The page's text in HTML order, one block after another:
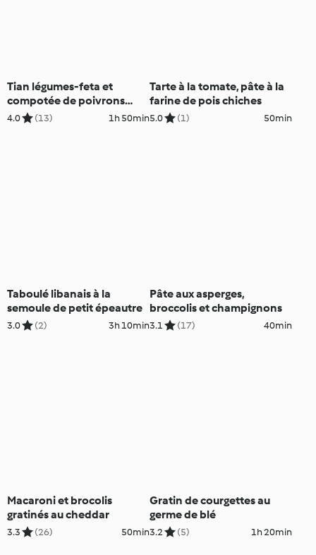
Tian légumes-feta et
compotée de poivrons
avec le Découpe-minute
4.0 (13) 1h 50min
Tarte à la tomate, pâte à la
farine de pois chiches
5.0 (1) 50min
Taboulé libanais à la
semoule de petit épeautre
3.0 (2) 3h 10min
Pâte aux asperges,
broccolis et champignons
3.1 (17) 40min
Macaroni et brocolis
gratinés au cheddar
3.3 (26) 50min
Gratin de courgettes au
germe de blé
3.2 (5) 1h 20min